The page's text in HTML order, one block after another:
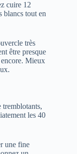
cuire 12
blancs tout en
très
être presque
Mieux
tremblotants,
les 40
une fine